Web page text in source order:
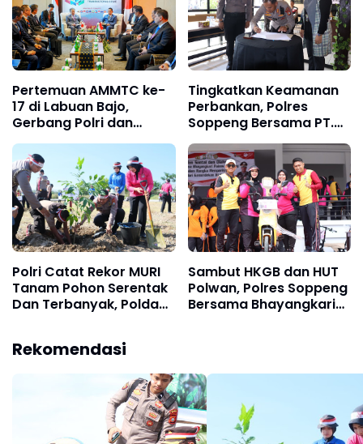
Pertemuan AMMTC ke-
17 di Labuan Bajo,
Gerbang Polri dan
dari Kejahatan
Transnasional
Tingkatkan Keamanan
Perbankan, Polres
Soppeng Bersama PT.
Penandatanganan MoU
Polri Catat Rekor MURI
Tanam Pohon Serentak
Dan Terbanyak, Polda
Sambut HKGB dan HUT
Polwan, Polres Soppeng
Bersama Bhayangkari
Rekomendasi